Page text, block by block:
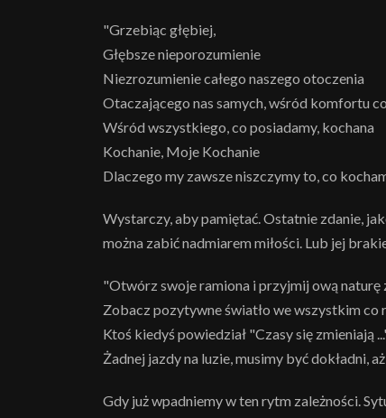
"Grzebiąc głębiej,
Głębsze nieporozumienie
Niezrozumienie całego naszego otoczenia
Otaczającego nas samych, wśród komfortu
Wśród wszystkiego, co posiadamy, kochana
Kochanie, Moje Kochanie
Dlaczego my zawsze niszczymy to, co
Wystarczy, aby pamiętać. Ostatnie zdanie,
można zabić nadmiarem miłości. Lub jej
"Otwórz swoje ramiona i przyjmij ową naturę
Zobacz pozytywne światło we wszystkim co
Ktoś kiedyś powiedział "Czasy się zmieniają
Żadnej jazdy na luzie, musimy być dokładni,
Gdy już wpadniemy w ten rytm zależności.